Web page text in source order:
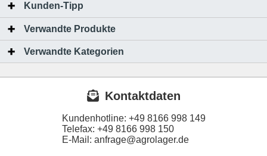
Kunden-Tipp
Verwandte Produkte
Verwandte Kategorien
Kontaktdaten
Kundenhotline: +49 8166 998 149
Telefax: +49 8166 998 150
E-Mail: anfrage@agrolager.de